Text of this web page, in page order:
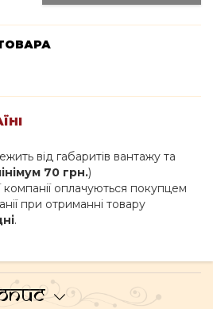
від габаритів вантажу та
70 грн.)
оплачуються покупцем
при отриманні товару
.